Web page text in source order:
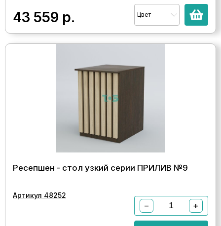
43 559 р. Цвет
Ресепшен - стол узкий серии ПРИЛИВ №9
Артикул 48252
− +